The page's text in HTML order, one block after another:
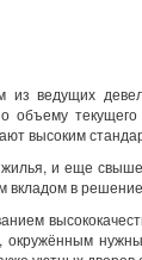
из ведущих
текущего
высоким
и еще
вкладом в